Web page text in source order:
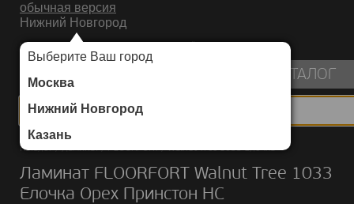
обычная версия
Нижний Новгород
Выберите Ваш город
Москва
Нижний Новгород
Казань
ИНТЕРНЕТ-МАГАЗИН НАПОЛЬНЫХ ПОКРЫТИЙ
КАТАЛОГ
Каталог/Ламинат/FLOORFORT/Walnut Tree 1033 Елочка
Ламинат FLOORFORT Walnut Tree 1033
Елочка Орех Принстон HC